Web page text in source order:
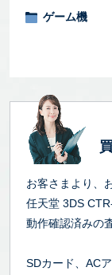
ゲーム機
お客さまより、
任天堂 3DS
動作確認済みの
SDカード、AC